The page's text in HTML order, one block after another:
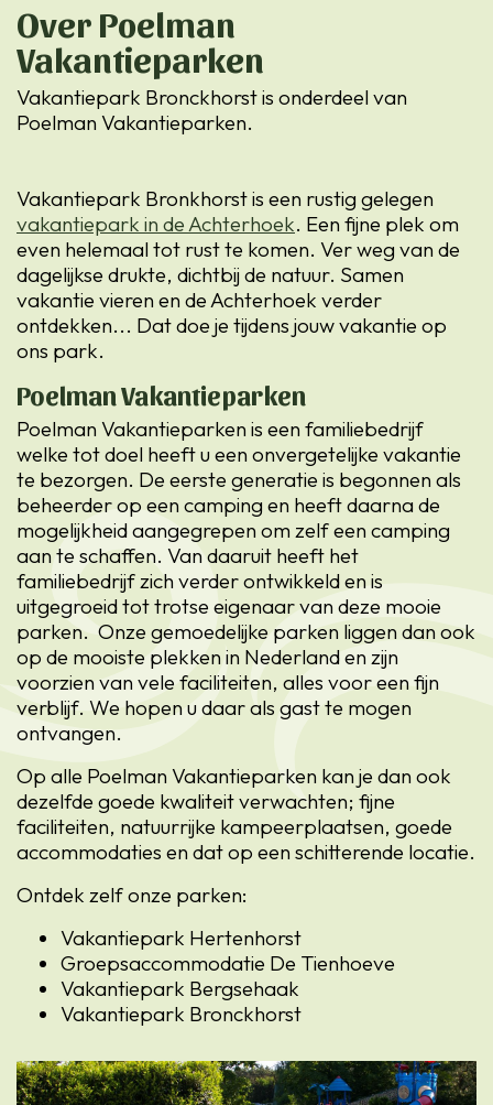
Over Poelman
Vakantieparken
Vakantiepark Bronckhorst is onderdeel van
Poelman Vakantieparken.
Vakantiepark Bronkhorst is een rustig gelegen
vakantiepark in de Achterhoek. Een fijne plek om
even helemaal tot rust te komen. Ver weg van de
dagelijkse drukte, dichtbij de natuur. Samen
vakantie vieren en de Achterhoek verder
ontdekken... Dat doe je tijdens jouw vakantie op
ons park.
Poelman Vakantieparken
Poelman Vakantieparken is een familiebedrijf
welke tot doel heeft u een onvergetelijke vakantie
te bezorgen. De eerste generatie is begonnen als
beheerder op een camping en heeft daarna de
mogelijkheid aangegrepen om zelf een camping
aan te schaffen. Van daaruit heeft het
familiebedrijf zich verder ontwikkeld en is
uitgegroeid tot trotse eigenaar van deze mooie
parken. Onze gemoedelijke parken liggen dan ook
op de mooiste plekken in Nederland en zijn
voorzien van vele faciliteiten, alles voor een fijn
verblijf. We hopen u daar als gast te mogen
ontvangen.
Op alle Poelman Vakantieparken kan je dan ook
dezelfde goede kwaliteit verwachten; fijne
faciliteiten, natuurrijke kampeerplaatsen, goede
accommodaties en dat op een schitterende locatie.
Ontdek zelf onze parken:
Vakantiepark Hertenhorst
Groepsaccommodatie De Tienhoeve
Vakantiepark Bergsehaak
Vakantiepark Bronckhorst